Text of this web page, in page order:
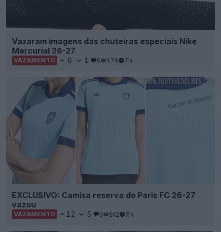
Vazaram imagens das chuteiras especiais Nike
Mercurial 26-27
VAZAMENTO 6 1 0 1.7K 7h
EXCLUSIVO: Camisa reserva do Paris FC 26-27
vazou
VAZAMENTO 12 5 0 912 7h